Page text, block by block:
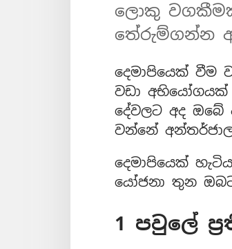
ලොකු
තේරුම්ගන්න
දෙමාපියෙක් වීම
වඩා
දේවලට අද ඔබේ
වන්නේ
දෙමාපියෙක්
යෝජනා තුන
1 පවුලේ